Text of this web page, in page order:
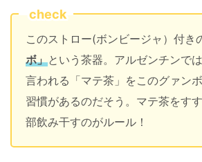
check
このストロー(ボンビージャ）付き
ボ」という茶器。アルゼンチンで
言われる「マテ茶」をこのグァン
習慣があるのだそう。マテ茶をす
部飲み干すのがルール！